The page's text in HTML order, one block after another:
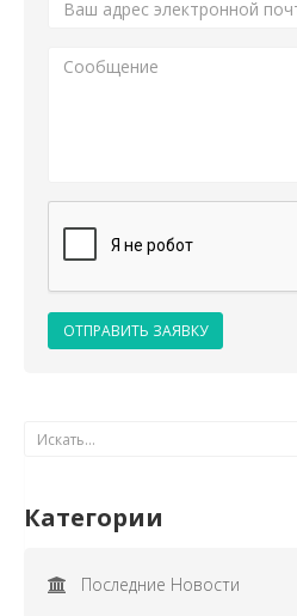
ОТПРАВИТЬ ЗАЯВКУ
Категории
Последние Новости